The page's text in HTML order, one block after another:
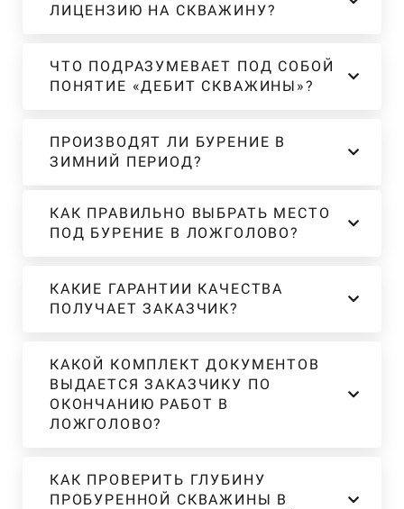
ЛИЦЕНЗИЮ НА СКВАЖИНУ?
ЧТО ПОДРАЗУМЕВАЕТ ПОД СОБОЙ
ПОНЯТИЕ «ДЕБИТ СКВАЖИНЫ»?
ПРОИЗВОДЯТ ЛИ БУРЕНИЕ В
ЗИМНИЙ ПЕРИОД?
КАК ПРАВИЛЬНО ВЫБРАТЬ МЕСТО
ПОД БУРЕНИЕ В ЛОЖГОЛОВО?
КАКИЕ ГАРАНТИИ КАЧЕСТВА
ПОЛУЧАЕТ ЗАКАЗЧИК?
КАКОЙ КОМПЛЕКТ ДОКУМЕНТОВ
ВЫДАЕТСЯ ЗАКАЗЧИКУ ПО
ОКОНЧАНИЮ РАБОТ В
ЛОЖГОЛОВО?
КАК ПРОВЕРИТЬ ГЛУБИНУ
ПРОБУРЕННОЙ СКВАЖИНЫ В